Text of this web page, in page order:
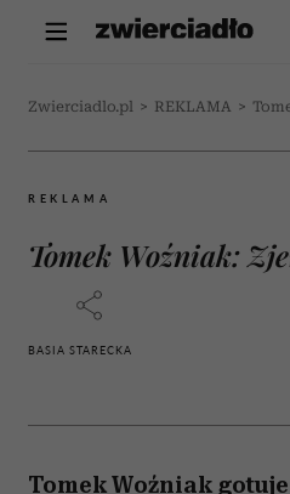
Zwierciadlo.pl > REKLAMA >
REKLAMA
Tomek Woźniak:
BASIA STARECKA
Tomek Woźniak